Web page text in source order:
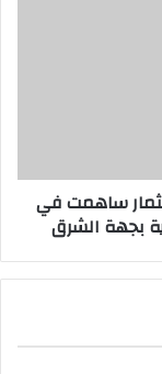
ساهمت في
بجهة الشرق